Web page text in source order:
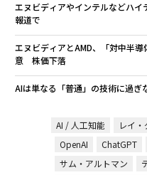
エヌビディアやインテルなどハ
報道で
エヌビディアとAMD、「対中半
意 株価下落
AIは単なる「普通」の技術に過
AI / 人工知能 レイ
OpenAI
ChatGPT
サム・アルトマン